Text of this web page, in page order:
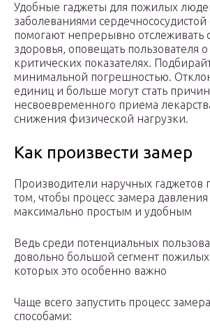
Удобные гаджеты для пожилых
заболеваниями сердечнососудистой
помогают непрерывно отслеживать
здоровья, оповещать пользователя о
критических показателях.
минимальной погрешностью.
единиц и больше могут стать
несвоевременного приема
снижения физической нагрузки.
Как произвести замер
Производители наручных гаджетов
том, чтобы процесс замера
максимально простым и удобным
Ведь среди потенциальных
довольно большой сегмент
которых это особенно важно
Чаще всего запустить процесс
способами: